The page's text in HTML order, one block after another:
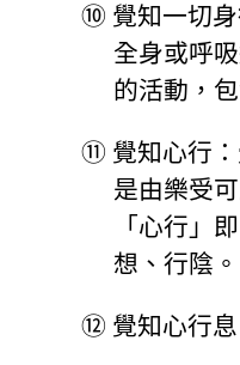
⑩ 覺知一切
全身或呼
的活動，
⑪ 覺知心行
是由樂受
「心行」
想、行陰。
⑫ 覺知心行